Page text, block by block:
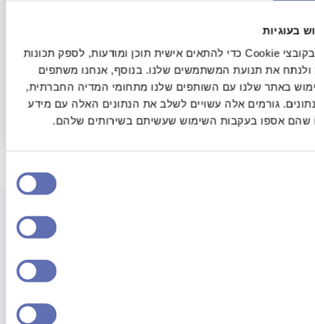
בעוגיות
אנחנו משתמשים בקובצי Cookie כדי להתאים אישית תוכן ומודעות, לספק תכונות
את תנועת המשתמשים שלנו. בנוסף, אנחנו משתפים
באתר שלנו עם השותפים שלנו מתחומי המדיה החברתית,
גורמים אלה עשויים לשלב את הנתונים האלה עם מידע
שהם אספו בעקבות השימוש שעשיתם בשירותים שלהם.
Yigal Alon 10 Herzliya
In the heart of green Herzliya, one of the most
prestigious and sought-after neighborhoods in the
city, you will find